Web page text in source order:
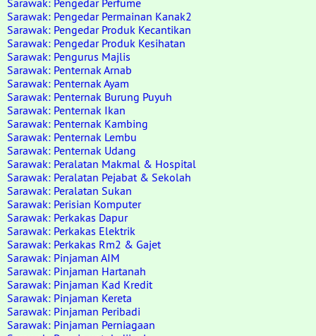
Sarawak: Pengedar Perfume
Sarawak: Pengedar Permainan Kanak2
Sarawak: Pengedar Produk Kecantikan
Sarawak: Pengedar Produk Kesihatan
Sarawak: Pengurus Majlis
Sarawak: Penternak Arnab
Sarawak: Penternak Ayam
Sarawak: Penternak Burung Puyuh
Sarawak: Penternak Ikan
Sarawak: Penternak Kambing
Sarawak: Penternak Lembu
Sarawak: Penternak Udang
Sarawak: Peralatan Makmal & Hospital
Sarawak: Peralatan Pejabat & Sekolah
Sarawak: Peralatan Sukan
Sarawak: Perisian Komputer
Sarawak: Perkakas Dapur
Sarawak: Perkakas Elektrik
Sarawak: Perkakas Rm2 & Gajet
Sarawak: Pinjaman AIM
Sarawak: Pinjaman Hartanah
Sarawak: Pinjaman Kad Kredit
Sarawak: Pinjaman Kereta
Sarawak: Pinjaman Peribadi
Sarawak: Pinjaman Perniagaan